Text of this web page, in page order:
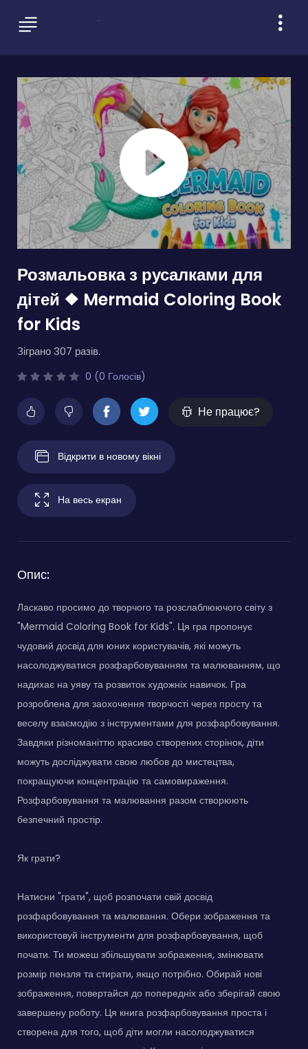
Розмальовка з русалками для
дітей ❖ Mermaid Coloring Book
for Kids
Зіграно 307 разів.
0 (0 Голосів)
Не працює?
Відкрити в новому вікні
На весь екран
Опис:
Ласкаво просимо до творчого та розслаблюючого світу з
"Mermaid Coloring Book for Kids". Ця гра пропонує
чудовий досвід для юних користувачів, які можуть
насолоджуватися розфарбовуванням та малюванням, що
надихає на уяву та розвиток художніх навичок. Гра
розроблена для заохочення творчості через просту та
веселу взаємодію з інструментами для розфарбовування.
Завдяки різноманіттю красиво створених сторінок, діти
можуть досліджувати свою любов до мистецтва,
покращуючи концентрацію та самовираження.
Розфарбовування та малювання разом створюють
безпечний простір.
Як грати?
Натисни "грати", щоб розпочати свій досвід
розфарбовування та малювання. Обери зображення та
використовуй інструменти для розфарбовування, щоб
почати. Ти можеш збільшувати зображення, змінювати
розмір пензля та стирати, якщо потрібно. Обирай нові
зображення, повертайся до попередніх або зберігай свою
завершену роботу. Ця книга розфарбовування проста і
створена для того, щоб діти могли насолоджуватися